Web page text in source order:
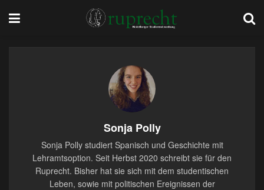
Sonja Polly
Sonja Polly studiert Spanisch und Geschichte mit
Lehramtsoption. Seit Herbst 2020 schreibt sie für den
Ruprecht. Bisher hat sie sich mit dem studentischen
Leben, sowie mit politischen Ereignissen der